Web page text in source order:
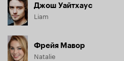
Джош Уайтхаус
Liam
Фрейя Мавор
Natalie